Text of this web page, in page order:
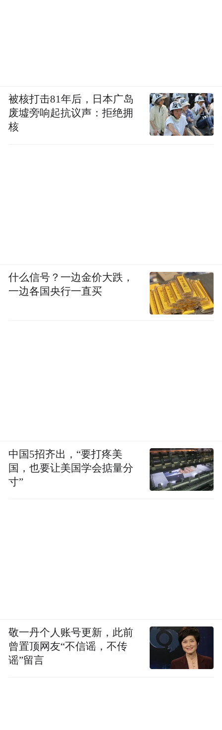
被核打击81年后，日本广岛
废墟旁响起抗议声：拒绝拥
核
什么信号？一边金价大跌，
一边各国央行一直买
中国5招齐出，“要打疼美
国，也要让美国学会掂量分
寸”
敬一丹个人账号更新，此前
曾置顶网友“不信谣，不传
谣”留言